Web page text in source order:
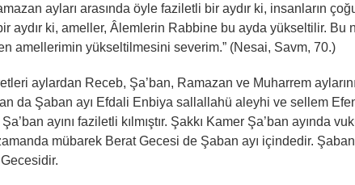
ayları arasında öyle faziletli bir aydır ki, insanların
aydır ki, ameller, Âlemlerin Rabbine bu ayda yükseltilir. Bu
amellerimin yükseltilmesini severim.” (Nesai, Savm, 70.)
aylardan Receb, Şa’ban, Ramazan ve Muharrem
da Şaban ayı Efdali Enbiya sallallahü aleyhi ve sellem
ayını faziletli kılmıştır. Şakkı Kamer Şa’ban ayında
mübarek Berat Gecesi de Şaban ayı içindedir. Şaban